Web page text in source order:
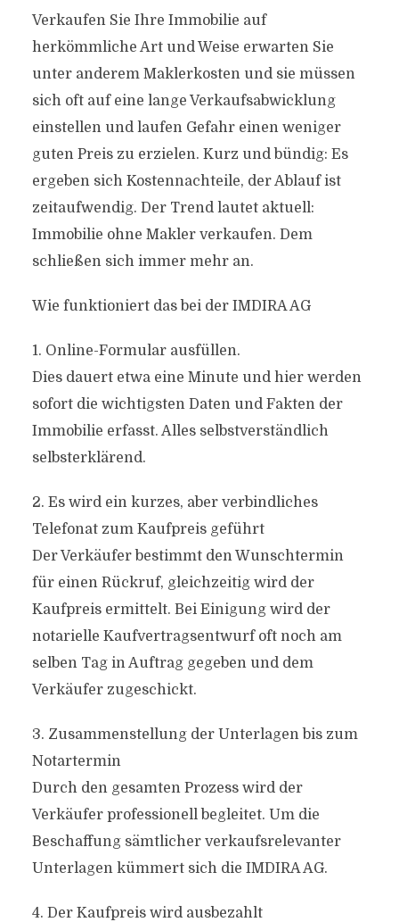
Verkaufen Sie Ihre Immobilie auf
herkömmliche Art und Weise erwarten Sie
unter anderem Maklerkosten und sie müssen
sich oft auf eine lange Verkaufsabwicklung
einstellen und laufen Gefahr einen weniger
guten Preis zu erzielen. Kurz und bündig: Es
ergeben sich Kostennachteile, der Ablauf ist
zeitaufwendig. Der Trend lautet aktuell:
Immobilie ohne Makler verkaufen. Dem
schließen sich immer mehr an.
Wie funktioniert das bei der IMDIRA AG
1. Online-Formular ausfüllen.
Dies dauert etwa eine Minute und hier werden
sofort die wichtigsten Daten und Fakten der
Immobilie erfasst. Alles selbstverständlich
selbsterklärend.
2. Es wird ein kurzes, aber verbindliches
Telefonat zum Kaufpreis geführt
Der Verkäufer bestimmt den Wunschtermin
für einen Rückruf, gleichzeitig wird der
Kaufpreis ermittelt. Bei Einigung wird der
notarielle Kaufvertragsentwurf oft noch am
selben Tag in Auftrag gegeben und dem
Verkäufer zugeschickt.
3. Zusammenstellung der Unterlagen bis zum
Notartermin
Durch den gesamten Prozess wird der
Verkäufer professionell begleitet. Um die
Beschaffung sämtlicher verkaufsrelevanter
Unterlagen kümmert sich die IMDIRA AG.
4. Der Kaufpreis wird ausbezahlt